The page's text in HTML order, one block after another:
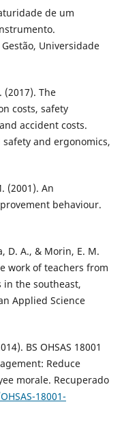
de um
Universidade
(2017). The
costs, safety
accident costs.
and ergonomics,
(2001). An
behaviour.
D. A., & Morin, E. M.
work of teachers from
the southeast,
Applied Science
BS OHSAS 18001
Reduce
morale. Recuperado
18001-